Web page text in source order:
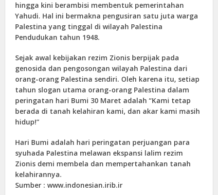
hingga kini berambisi membentuk pemerintahan
Yahudi. Hal ini bermakna pengusiran satu juta warga
Palestina yang tinggal di wilayah Palestina
Pendudukan tahun 1948.
Sejak awal kebijakan rezim Zionis berpijak pada
genosida dan pengosongan wilayah Palestina dari
orang-orang Palestina sendiri. Oleh karena itu, setiap
tahun slogan utama orang-orang Palestina dalam
peringatan hari Bumi 30 Maret adalah “Kami tetap
berada di tanah kelahiran kami, dan akar kami masih
hidup!”
Hari Bumi adalah hari peringatan perjuangan para
syuhada Palestina melawan ekspansi lalim rezim
Zionis demi membela dan mempertahankan tanah
kelahirannya.
Sumber : www.indonesian.irib.ir